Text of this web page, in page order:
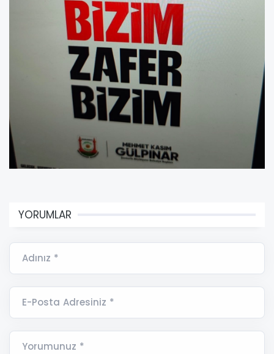
YORUMLAR
Adınız *
E-Posta Adresiniz *
Yorumunuz *